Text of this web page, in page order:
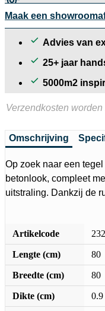
Maak een
Advies van
25+ jaar
5000m2
Verzendkosten
Omschrijving
Op zoek naar een
betonlook, compleet
uitstraling. Dankzij de
Artikelcode
Lengte (cm) 80
Breedte (cm) 80
Dikte (cm) 0.9